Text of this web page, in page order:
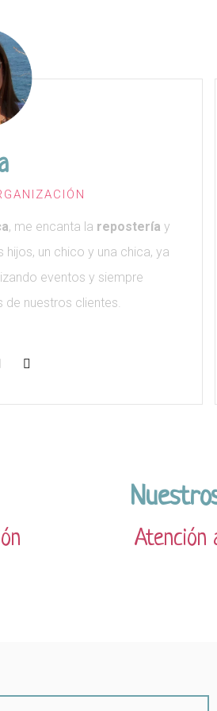
, me encanta la repostería y
hijos, un chico y una chica, ya
eventos y siempre
nuestros clientes.
Atención